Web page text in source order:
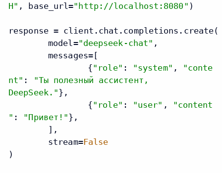
Н" , base_url="http://localhost:8080" )
response = client.chat.completions.create(
	model=
"deepseek-chat" ,
		{
"role" : "system" ,
"conte
nt" :
"Ты полезный ассистент,
DeepSeek."},
		{
"role" : "user" ,
"content
" : "Привет!"},
	stream=
False
)